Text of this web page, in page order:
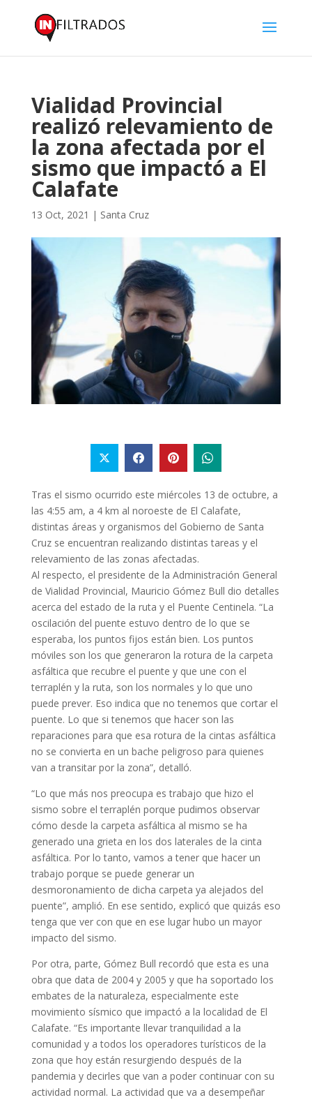
Vialidad Provincial
realizó relevamiento de
la zona afectada por el
sismo que impactó a El
Calafate
13 Oct, 2021 | Santa Cruz
Tras el sismo ocurrido este miércoles 13 de octubre, a
las 4:55 am, a 4 km al noroeste de El Calafate,
distintas áreas y organismos del Gobierno de Santa
Cruz se encuentran realizando distintas tareas y el
relevamiento de las zonas afectadas.
Al respecto, el presidente de la Administración General
de Vialidad Provincial, Mauricio Gómez Bull dio detalles
acerca del estado de la ruta y el Puente Centinela. “La
oscilación del puente estuvo dentro de lo que se
esperaba, los puntos fijos están bien. Los puntos
móviles son los que generaron la rotura de la carpeta
asfáltica que recubre el puente y que une con el
terraplén y la ruta, son los normales y lo que uno
puede prever. Eso indica que no tenemos que cortar el
puente. Lo que si tenemos que hacer son las
reparaciones para que esa rotura de la cintas asfáltica
no se convierta en un bache peligroso para quienes
van a transitar por la zona”, detalló.
“Lo que más nos preocupa es trabajo que hizo el
sismo sobre el terraplén porque pudimos observar
cómo desde la carpeta asfáltica al mismo se ha
generado una grieta en los dos laterales de la cinta
asfáltica. Por lo tanto, vamos a tener que hacer un
trabajo porque se puede generar un
desmoronamiento de dicha carpeta ya alejados del
puente”, amplió. En ese sentido, explicó que quizás eso
tenga que ver con que en ese lugar hubo un mayor
impacto del sismo.
Por otra, parte, Gómez Bull recordó que esta es una
obra que data de 2004 y 2005 y que ha soportado los
embates de la naturaleza, especialmente este
movimiento sísmico que impactó a la localidad de El
Calafate. “Es importante llevar tranquilidad a la
comunidad y a todos los operadores turísticos de la
zona que hoy están resurgiendo después de la
pandemia y decirles que van a poder continuar con su
actividad normal. La actividad que va a desempeñar